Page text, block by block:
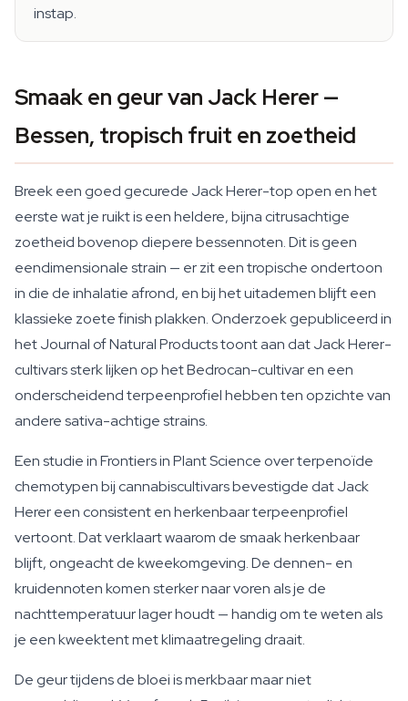
instap.
Smaak en geur van Jack Herer —
Bessen, tropisch fruit en zoetheid
Breek een goed gecurede Jack Herer-top open en het
eerste wat je ruikt is een heldere, bijna citrusachtige
zoetheid bovenop diepere bessennoten. Dit is geen
eendimensionale strain — er zit een tropische ondertoon
in die de inhalatie afrond, en bij het uitademen blijft een
klassieke zoete finish plakken. Onderzoek gepubliceerd in
het Journal of Natural Products toont aan dat Jack Herer-
cultivars sterk lijken op het Bedrocan-cultivar en een
onderscheidend terpeenprofiel hebben ten opzichte van
andere sativa-achtige strains.
Een studie in Frontiers in Plant Science over terpenoïde
chemotypen bij cannabiscultivars bevestigde dat Jack
Herer een consistent en herkenbaar terpeenprofiel
vertoont. Dat verklaart waarom de smaak herkenbaar
blijft, ongeacht de kweekomgeving. De dennen- en
kruidennoten komen sterker naar voren als je de
nachttemperatuur lager houdt — handig om te weten als
je een kweektent met klimaatregeling draait.
De geur tijdens de bloei is merkbaar maar niet